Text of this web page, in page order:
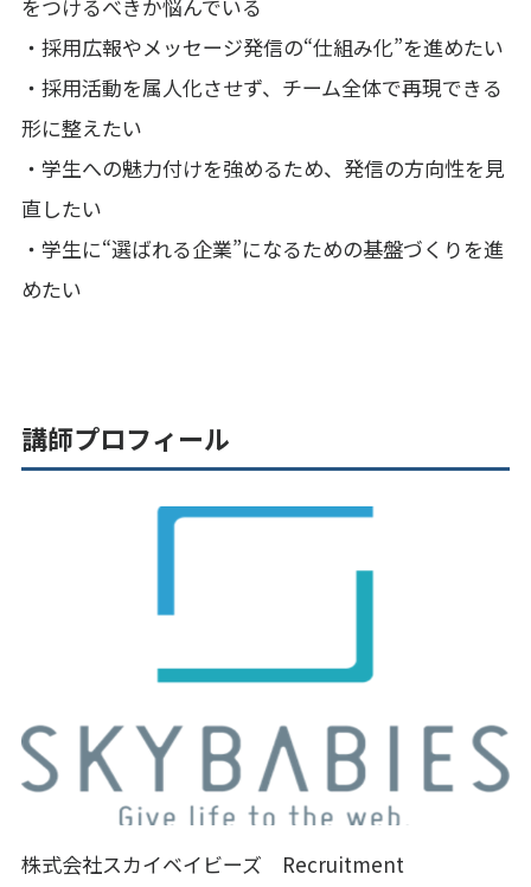
をつけるべきか悩んでいる
・採用広報やメッセージ発信の“仕組み化”を進めたい
・採用活動を属人化させず、チーム全体で再現できる
形に整えたい
・学生への魅力付けを強めるため、発信の方向性を見
直したい
・学生に“選ばれる企業”になるための基盤づくりを進
めたい
講師プロフィール
株式会社スカイベイビーズ Recruitment